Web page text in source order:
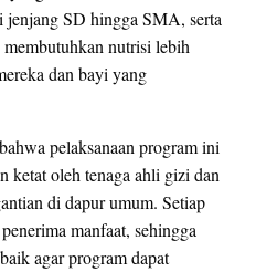
jenjang SD hingga SMA, serta
nutrisi lebih
dan bayi yang
pelaksanaan program ini
ketat oleh tenaga ahli gizi dan
di dapur umum. Setiap
manfaat, sehingga
agar program dapat